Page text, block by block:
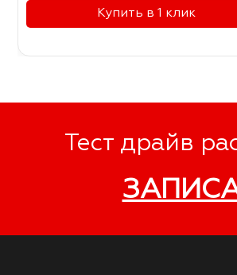
Купить в 1 клик
Тест драйв